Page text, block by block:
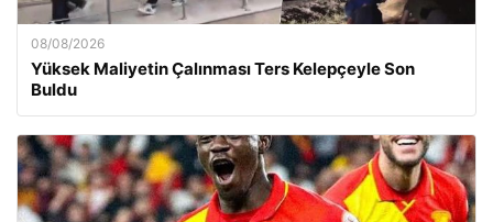
08/08/2026
Yüksek Maliyetin Çalınması Ters Kelepçeyle Son
Buldu